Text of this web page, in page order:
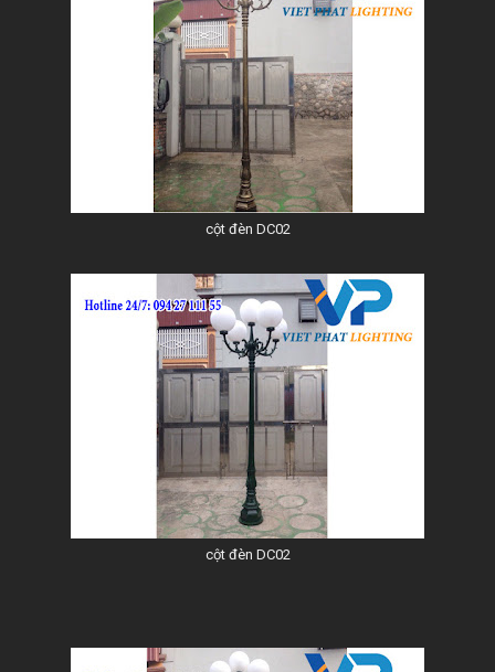
cột đèn DC02
cột đèn DC02